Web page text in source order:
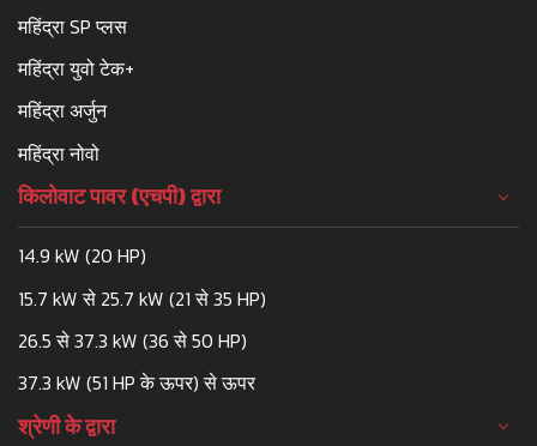
महिंद्रा SP प्लस
महिंद्रा युवो टेक+
महिंद्रा अर्जुन
महिंद्रा नोवो
किलोवाट पावर (एचपी) द्वारा
14.9 kW (20 HP)
15.7 kW से 25.7 kW (21 से 35 HP)
26.5 से 37.3 kW (36 से 50 HP)
37.3 kW (51 HP के ऊपर) से ऊपर
श्रेणी के द्वारा